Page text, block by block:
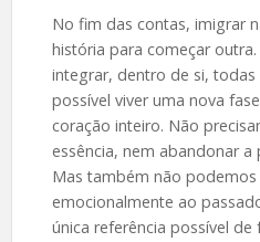
No fim das contas, imigrar
história para começar
integrar, dentro de si, todas
possível viver uma nova
coração inteiro. Não
essência, nem abandonar a
Mas também não
emocionalmente ao
única referência possível de